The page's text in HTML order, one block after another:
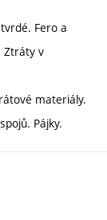
Fero a
Ztráty v
materiály.
Pájky.